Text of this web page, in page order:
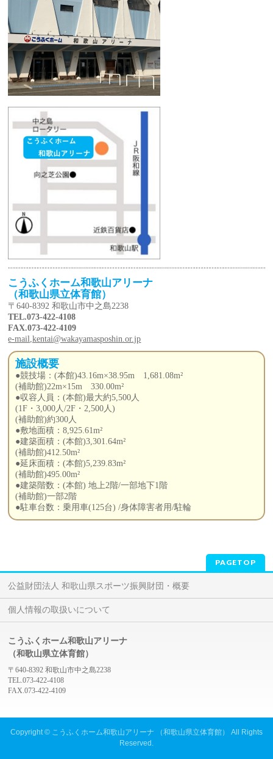
こうふくホーム和歌山アリーナ
（和歌山県立体育館）
〒640-8392 和歌山市中之島2238
TEL.073-422-4108
FAX.073-422-4109
e-mail,kentai@wakayamasposhin.or.jp
施設概要
●競技場：(本館)43.16m×38.95m 1,681.08m²
(補助館)22m×15m 330.00m²
●収容人員：(本館)最大約5,500人
(1F・3,000人/2F・2,500人)
(補助館)約300人
●敷地面積：8,925.61m²
●建築面積：(本館)3,301.64m²
(補助館)412.50m²
●延床面積：(本館)5,239.83m²
(補助館)495.00m²
●建築階数：(本館) 地上2階/一部地下1階
(補助館)一部2階
●駐車台数：乗用車(125台) /身体障害者用/駐輪
PAGETOP
公益財団法人 和歌山県スポーツ振興財団・概要
個人情報の取扱いについて
こうふくホーム和歌山アリーナ
（和歌山県立体育館）
〒640-8392 和歌山市中之島2238
TEL.073-422-4108
FAX.073-422-4109
Copyright © こうふくホーム和歌山アリーナ （和歌山県立体育館）
All Rights
Reserved.